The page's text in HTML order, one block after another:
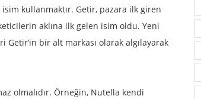
kullanmaktır. Getir, pazara ilk giren
aklına ilk gelen isim oldu. Yeni
bir alt markası olarak algılayarak
olmalıdır. Örneğin, Nutella kendi